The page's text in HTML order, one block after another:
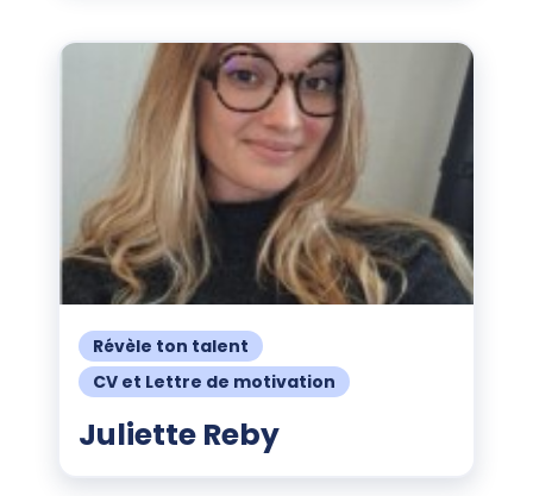
Révèle ton talent
CV et Lettre de motivation
Juliette Reby